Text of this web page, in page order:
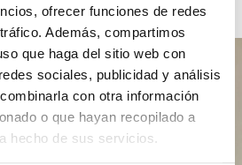
ofrecer funciones de redes
Además, compartimos
que haga del sitio web con
sociales, publicidad y análisis
con otra información
o que hayan recopilado a
hecho de sus servicios.